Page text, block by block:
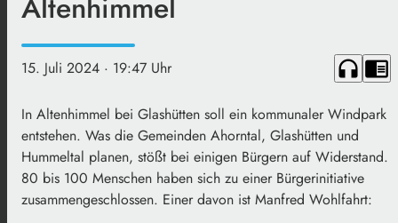
Altenhimmel
15. Juli 2024 · 19:47 Uhr headphones chrome_reader_mode
In Altenhimmel bei Glashütten soll ein kommunaler Windpark
entstehen. Was die Gemeinden Ahorntal, Glashütten und
Hummeltal planen, stößt bei einigen Bürgern auf Widerstand.
80 bis 100 Menschen haben sich zu einer Bürgerinitiative
zusammengeschlossen. Einer davon ist Manfred Wohlfahrt: